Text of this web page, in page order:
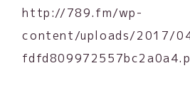
http://789.fm/wp-
content/uploads/2017/